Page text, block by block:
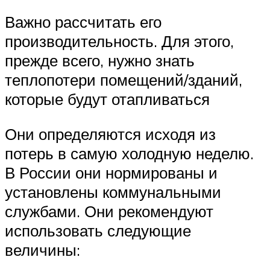
Важно рассчитать его
производительность. Для этого,
прежде всего, нужно знать
теплопотери помещений/зданий,
которые будут отапливаться
Они определяются исходя из
потерь в самую холодную неделю.
В России они нормированы и
установлены коммунальными
службами. Они рекомендуют
использовать следующие
величины: